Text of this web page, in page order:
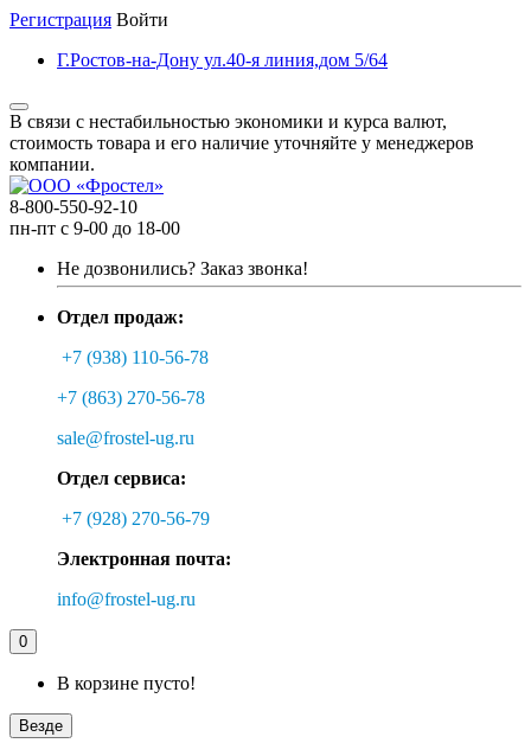
Регистрация Войти
Г.Ростов-на-Дону ул.40-я линия,дом 5/64
В связи с нестабильностью экономики и курса валют,
стоимость товара и его наличие уточняйте у менеджеров
компании.
8-800-550-92-10
пн-пт с 9-00 до 18-00
Не дозвонились? Заказ звонка!
Отдел продаж:
+7 (938) 110-56-78
+7 (863) 270-56-78
sale@frostel-ug.ru
Отдел сервиса:
+7 (928) 270-56-79
Электронная почта:
info@frostel-ug.ru
0
В корзине пусто!
Везде